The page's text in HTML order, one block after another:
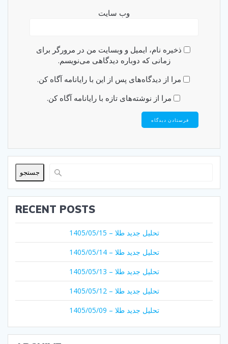
وب‌ سایت
ذخیره نام، ایمیل و وبسایت من در مرورگر برای
زمانی که دوباره دیدگاهی می‌نویسم.
مرا از دیدگاه‌های پس از این با رایانامه آگاه کن.
مرا از نوشته‌های تازه با رایانامه آگاه کن.
جستجو
RECENT POSTS
تحلیل جدید طلا – 1405/05/15
تحلیل جدید طلا – 1405/05/14
تحلیل جدید طلا – 1405/05/13
تحلیل جدید طلا – 1405/05/12
تحلیل جدید طلا – 1405/05/09